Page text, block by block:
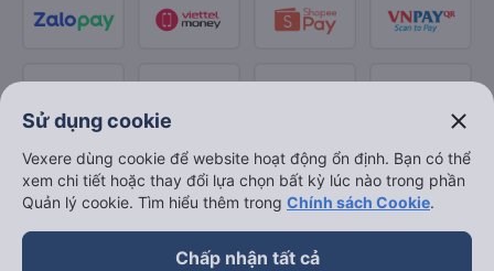
Sử dụng cookie close
Vexere dùng cookie để website hoạt động ổn định. Bạn có thể
xem chi tiết hoặc thay đổi lựa chọn bất kỳ lúc nào trong phần
Quản lý cookie. Tìm hiểu thêm trong Chính sách Cookie.
Chấp nhận tất cả